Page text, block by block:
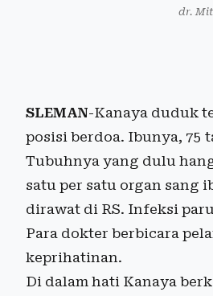
dr.
SLEMAN-Kanaya duduk
posisi berdoa. Ibunya,
Tubuhnya yang dulu
satu per satu organ sang
dirawat di RS. Infeksi
Para dokter berbicara
keprihatinan.
Di dalam hati Kanaya